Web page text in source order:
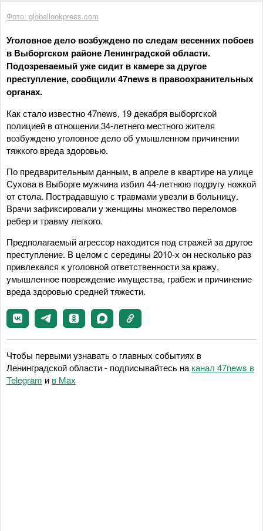
Фото: globallookpress.com
Уголовное дело возбуждено по следам весенних побоев
в Выборгском районе Ленинградской области.
Подозреваемый уже сидит в камере за другое
преступление, сообщили 47news в правоохранительных
органах.
Как стало известно 47news, 19 декабря выборгской
полицией в отношении 34-летнего местного жителя
возбуждено уголовное дело об умышленном причинении
тяжкого вреда здоровью.
По предварительным данным, в апреле в квартире на улице
Сухова в Выборге мужчина избил 44-летнюю подругу ножкой
от стола. Пострадавшую с травмами увезли в больницу.
Врачи зафиксировали у женщины множество переломов
ребер и травму легкого.
Предполагаемый агрессор находится под стражей за другое
преступление. В целом с середины 2010-х он несколько раз
привлекался к уголовной ответственности за кражу,
умышленное повреждение имущества, грабеж и причинение
вреда здоровью средней тяжести.
Чтобы первыми узнавать о главных событиях в
Ленинградской области - подписывайтесь на канал 47news в
Telegram и в Maх